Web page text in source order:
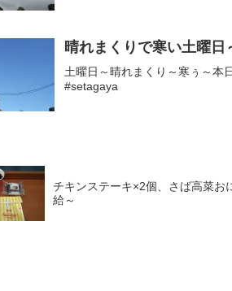
晴れまくりで寒い土曜日
土曜日～晴れまくり～寒ぅ～本
#setagaya
チキンステーキ×2個、さば高菜お
給～